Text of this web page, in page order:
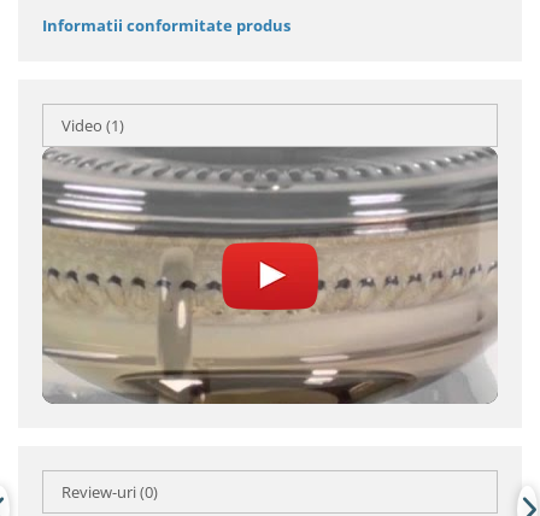
Informatii conformitate produs
Video (1)
Review-uri(0)